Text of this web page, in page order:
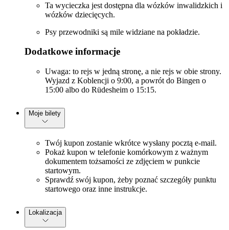
Ta wycieczka jest dostępna dla wózków inwalidzkich i
wózków dziecięcych.
Psy przewodniki są mile widziane na pokładzie.
Dodatkowe informacje
Uwaga: to rejs w jedną stronę, a nie rejs w obie strony.
Wyjazd z Koblencji o 9:00, a powrót do Bingen o
15:00 albo do Rüdesheim o 15:15.
Moje bilety
Twój kupon zostanie wkrótce wysłany pocztą e-mail.
Pokaż kupon w telefonie komórkowym z ważnym
dokumentem tożsamości ze zdjęciem w punkcie
startowym.
Sprawdź swój kupon, żeby poznać szczegóły punktu
startowego oraz inne instrukcje.
Lokalizacja